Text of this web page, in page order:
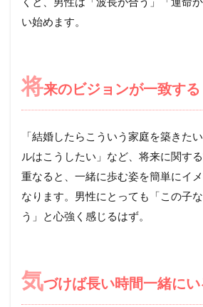
い始めます。
将来のビジョンが一致する
「結婚したらこういう家庭を築きた
ルはこうしたい」など、将来に関す
重なると、一緒に歩む姿を簡単にイ
なります。男性にとっても「この子
う」と心強く感じるはず。
気づけば長い時間一緒にい